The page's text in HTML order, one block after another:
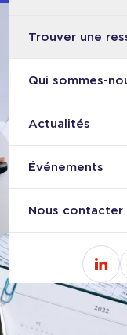
Trouver une
Qui sommes-
Actualités
Événements
Nous contacter